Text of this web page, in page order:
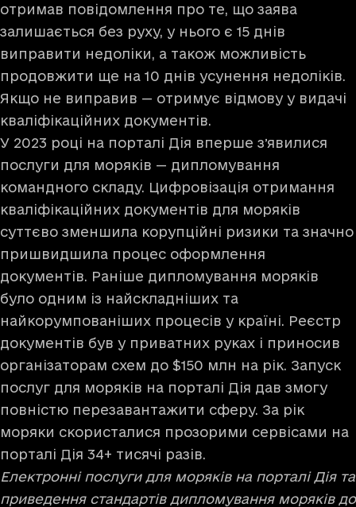
отримав повідомлення про те, що заява
залишається без руху, у нього є 15 днів
виправити недоліки, а також можливість
продовжити ще на 10 днів усунення недоліків.
Якщо не виправив — отримує відмову у видачі
кваліфікаційних документів.
У 2023 році на порталі Дія вперше зʼявилися
послуги для моряків — дипломування
командного складу. Цифровізація отримання
кваліфікаційних документів для моряків
суттєво зменшила корупційні ризики та значно
пришвидшила процес оформлення
документів. Раніше дипломування моряків
було одним із найскладніших та
найкорумпованіших процесів у країні. Реєстр
документів був у приватних руках і приносив
організаторам схем до $150 млн на рік. Запуск
послуг для моряків на порталі Дія дав змогу
повністю перезавантажити сферу. За рік
моряки скористалися прозорими сервісами на
порталі Дія 34+ тисячі разів.
Електронні послуги для моряків на порталі Дія та
приведення стандартів дипломування моряків до